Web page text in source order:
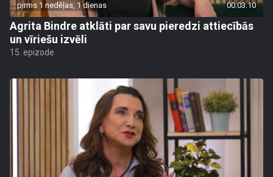
pirms 1 nedēļas, 1 dienas 00:03:10
Agrita Bindre atklāti par savu pieredzi attiecībās
un vīriešu izvēli
15. epizode